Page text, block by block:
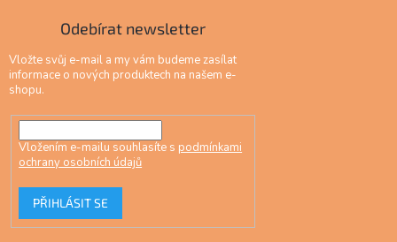
Odebírat newsletter
Vložte svůj e-mail a my vám budeme zasílat
informace o nových produktech na našem e-
shopu.
Vložením e-mailu souhlasíte s podmínkami
ochrany osobních údajů
PŘIHLÁSIT SE